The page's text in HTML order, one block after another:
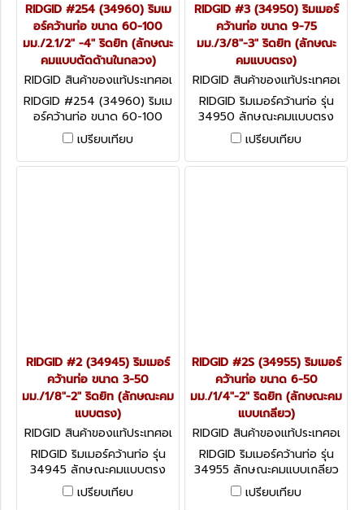
RIDGID #254 (34960) ริมเม
อร์คว้านท่อ ขนาด 60-100
มม./2.1/2" -4" ริดยิท (ลักษณะ
คมแบบตัดด้านในกลวง)
RIDGID สินค้าของแท้ประเทศอเ
มริกา 34960
RIDGID #254 (34960) ริมเม
อร์คว้านท่อ ขนาด 60-100
มม./2.1/2" -4" ริดยิท (ลักษณะ
คมแบบตัดด้านในกลวง)
เปรียบเทียบ
RIDGID #3 (34950) ริมเมอร์
คว้านท่อ ขนาด 9-75
มม./3/8"-3" ริดยิท (ลักษณะ
คมแบบตรง)
RIDGID สินค้าของแท้ประเทศอเ
มริกา 34950
RIDGID ริมเมอร์คว้านท่อ รุ่น
34950 ลักษณะคมแบบตรง
เหมาะสำหรับใช้กับมอเตอร์ขับท่อ
(Power Drive)
เปรียบเทียบ
RIDGID #2 (34945) ริมเมอร์
คว้านท่อ ขนาด 3-50
มม./1/8"-2" ริดยิท (ลักษณะคม
แบบตรง)
RIDGID สินค้าของแท้ประเทศอเ
มริกา 34945
RIDGID ริมเมอร์คว้านท่อ รุ่น
34945 ลักษณะคมแบบตรง
เหมาะสำหรับใช้กับมอเตอร์ขับท่อ
(Power Drive)
เปรียบเทียบ
RIDGID #2S (34955) ริมเมอร์
คว้านท่อ ขนาด 6-50
มม./1/4"-2" ริดยิท (ลักษณะคม
แบบเกลียว)
RIDGID สินค้าของแท้ประเทศอเ
มริกา 34955
RIDGID ริมเมอร์คว้านท่อ รุ่น
34955 ลักษณะคมแบบเกลียว
ช่วยเร่งให้คว้านเข้าไปในท่อได้
รวดเร็วขึ้น
เปรียบเทียบ